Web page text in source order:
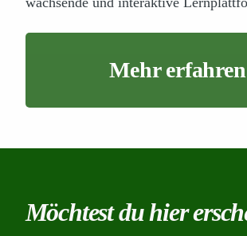
Mehr erfahren
Möchtest du hier